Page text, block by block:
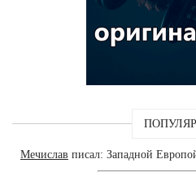
Мечислав писал: Западной